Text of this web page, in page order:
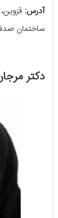
آدرس:
ساختمان
دکتر